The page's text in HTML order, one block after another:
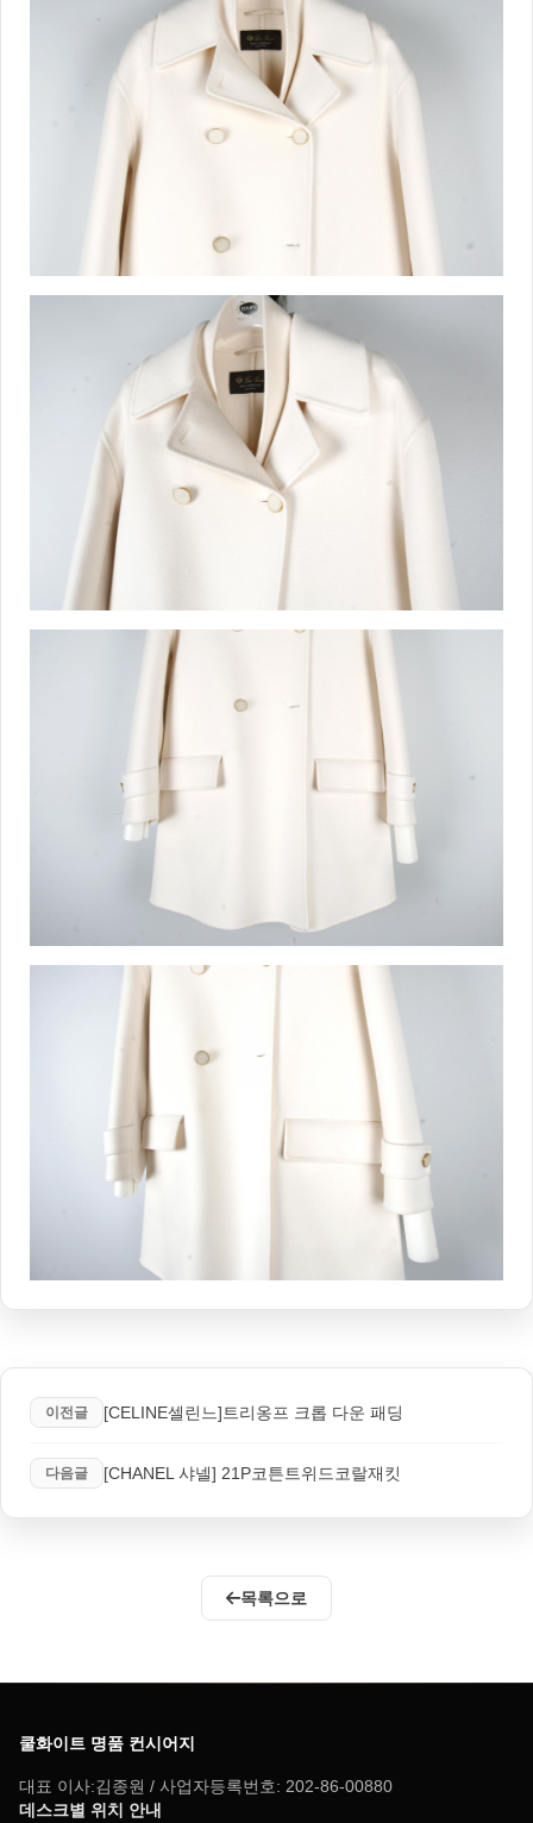
이전글 [CELINE셀린느]트리옹프 크롭 다운 패딩
다음글 [CHANEL 샤넬] 21P코튼트위드코랄재킷
목록으로
쿨화이트 명품 컨시어지
대표 이사:김종원 / 사업자등록번호: 202-86-00880
데스크별 위치 안내